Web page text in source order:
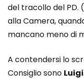
del tracollo del PD.
alla Camera,
mancano meno di
A contendersi lo
Consiglio sono